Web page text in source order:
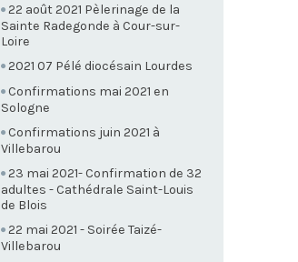
22 août 2021 Pèlerinage de la
Sainte Radegonde à Cour-sur-
Loire
2021 07 Pélé diocésain Lourdes
Confirmations mai 2021 en
Sologne
Confirmations juin 2021 à
Villebarou
23 mai 2021- Confirmation de 32
adultes - Cathédrale Saint-Louis
de Blois
22 mai 2021 - Soirée Taizé-
Villebarou